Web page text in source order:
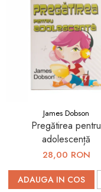
James Dobson
Pregătirea pentru
adolescență
28,00 RON
ADAUGA IN COS